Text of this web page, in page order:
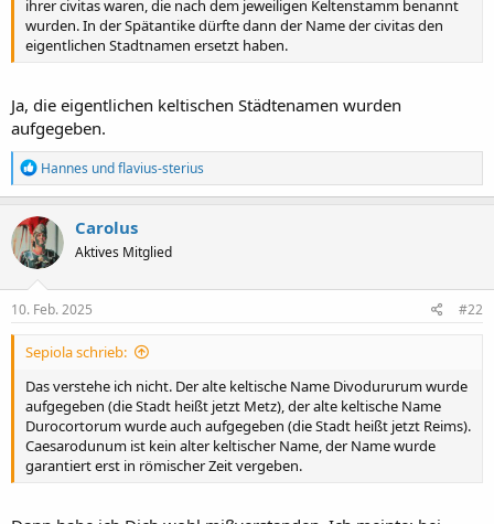
ihrer civitas waren, die nach dem jeweiligen Keltenstamm benannt
wurden. In der Spätantike dürfte dann der Name der civitas den
eigentlichen Stadtnamen ersetzt haben.
Ja, die eigentlichen keltischen Städtenamen wurden
aufgegeben.
R
e
a
k
t
i
o
n
e
Hannes undflavius-sterius
Carolus
Aktives Mitglied
10. Feb. 2025 #22
Sepiola schrieb:
Das verstehe ich nicht. Der alte keltische Name Divodururum wurde
aufgegeben (die Stadt heißt jetzt Metz), der alte keltische Name
Durocortorum wurde auch aufgegeben (die Stadt heißt jetzt Reims).
Caesarodunum ist kein alter keltischer Name, der Name wurde
garantiert erst in römischer Zeit vergeben.